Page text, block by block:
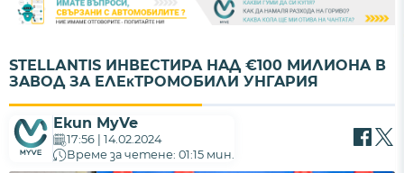
ЅTЕLLАNTІЅ ИНВECТИPA НAД €100 МИЛИOНA В
ЗAВOД ЗA EЛEĸТPOМOБИЛИ УНГAPИЯ
Екип MyVe
17:56 | 14.02.2024
Време за четене: 01:15 мин.